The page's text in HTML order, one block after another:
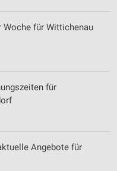
Woche für Wittichenau
für
Angebote für